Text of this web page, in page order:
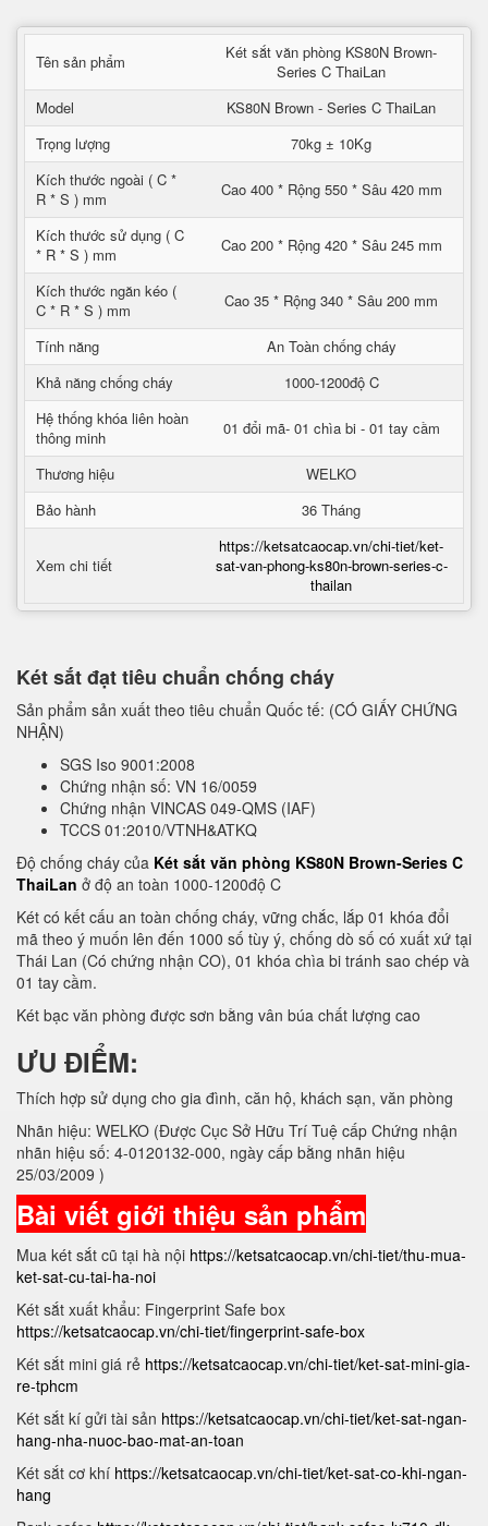
Tên sản phẩm
Két sắt văn phòng KS80N Brown-
Series C ThaiLan
Model
KS80N Brown - Series C ThaiLan
Trọng lượng
70kg ± 10Kg
Kích thước ngoài ( C *
R * S ) mm
Cao 400 * Rộng 550 * Sâu 420 mm
Kích thước sử dụng ( C
* R * S ) mm
Cao 200 * Rộng 420 * Sâu 245 mm
Kích thước ngăn kéo (
C * R * S ) mm
Cao 35 * Rộng 340 * Sâu 200 mm
Tính năng
An Toàn chống cháy
Khả năng chống cháy
1000-1200độ C
Hệ thống khóa liên hoàn
thông minh
01 đổi mã- 01 chìa bi - 01 tay cầm
Thương hiệu
WELKO
Bảo hành
36 Tháng
Xem chi tiết
https://ketsatcaocap.vn/chi-tiet/ket-
sat-van-phong-ks80n-brown-series-c-
thailan
Két sắt đạt tiêu chuẩn chống cháy
Sản phẩm sản xuất theo tiêu chuẩn Quốc tế: (CÓ GIẤY CHỨNG
NHẬN)
SGS Iso 9001:2008
Chứng nhận số: VN 16/0059
Chứng nhận VINCAS 049-QMS (IAF)
TCCS 01:2010/VTNH&ATKQ
Độ chống cháy của Két sắt văn phòng KS80N Brown-Series C
ThaiLan ở độ an toàn 1000-1200độ C
Két có kết cấu an toàn chống cháy, vững chắc, lắp 01 khóa đổi
mã theo ý muốn lên đến 1000 số tùy ý, chống dò số có xuất xứ tại
Thái Lan (Có chứng nhận CO), 01 khóa chìa bi tránh sao chép và
01 tay cầm.
Két bạc văn phòng được sơn bằng vân búa chất lượng cao
ƯU ĐIỂM:
Thích hợp sử dụng cho gia đình, căn hộ, khách sạn, văn phòng
Nhãn hiệu: WELKO (Được Cục Sở Hữu Trí Tuệ cấp Chứng nhận
nhãn hiệu số: 4-0120132-000, ngày cấp bằng nhãn hiệu
25/03/2009 )
Bài viết giới thiệu sản phẩm
Mua két sắt cũ tại hà nội https://ketsatcaocap.vn/chi-tiet/thu-mua-
ket-sat-cu-tai-ha-noi
Két sắt xuất khẩu: Fingerprint Safe box
https://ketsatcaocap.vn/chi-tiet/fingerprint-safe-box
Két sắt mini giá rẻ https://ketsatcaocap.vn/chi-tiet/ket-sat-mini-gia-
re-tphcm
Két sắt kí gửi tài sản https://ketsatcaocap.vn/chi-tiet/ket-sat-ngan-
hang-nha-nuoc-bao-mat-an-toan
Két sắt cơ khí https://ketsatcaocap.vn/chi-tiet/ket-sat-co-khi-ngan-
hang